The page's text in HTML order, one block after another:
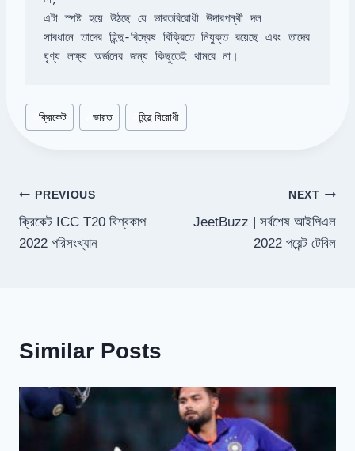
এটা স্পষ্ট হয়ে উঠছে যে ভারতবিরোধী উদারপন্থী দল
সাবধানে তাদের হিন্দু-বিদ্বেষ বিক্রিতে নিযুক্ত রয়েছে এবং তাদের
ঘৃণ্য লক্ষ্য অর্জনের জন্য কিছুতেই থামবে না।
Post
Tags:
#ক্রিকেট #ভারত #হিন্দু বিরোধী
Post
navigation
PREVIOUS
ক্রিকেট ICC T20 বিশ্বকাপ
2022 পরিসংখ্যান
NEXT
JeetBuzz | সর্বশেষ আইপিএল
2022 পয়েন্ট টেবিল
Similar Posts